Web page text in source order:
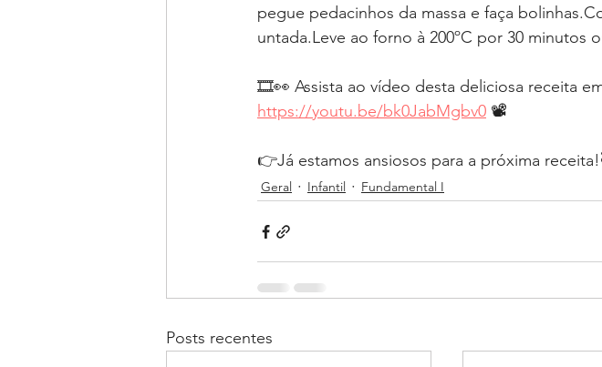
pegue pedacinhos da massa e faça
untada.Leve ao forno à 200ºC por 30 minutos
🎞👀 Assista ao vídeo desta deliciosa receita
https://youtu.be/bk0JabMgbv0 📽⁣⁣
👉Já estamos ansiosos para a próxima
Geral Infantil Fundamental I
Posts recentes